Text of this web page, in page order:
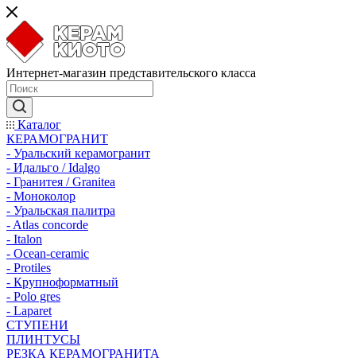
Интернет-магазин представительского класса
Каталог
КЕРАМОГРАНИТ
- Уральский керамогранит
- Идальго / Idalgo
- Гранитея / Granitea
- Моноколор
- Уральская палитра
- Atlas concorde
- Italon
- Ocean-ceramic
- Protiles
- Крупноформатный
- Polo gres
- Laparet
СТУПЕНИ
ПЛИНТУСЫ
РЕЗКА КЕРАМОГРАНИТА